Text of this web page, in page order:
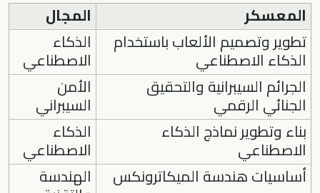
المعسكر
المجال
تطوير وتصميم الألعاب باستخدام
الذكاء الاصطناعي
الذكاء
الاصطناعي
الجرائم السيبرانية والتحقيق
الجنائي الرقمي
الأمن
السيبراني
بناء وتطوير نماذج الذكاء
الاصطناعي
الذكاء
الاصطناعي
أساسيات هندسة الميكاترونكس
الهندسة